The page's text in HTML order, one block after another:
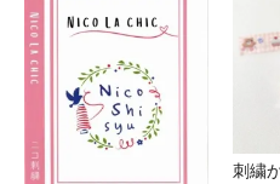
刺繍